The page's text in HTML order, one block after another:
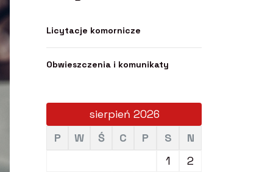
Licytacje komornicze
Obwieszczenia i komunikaty
sierpień 2026
P
W Ś C P S
N
1
2